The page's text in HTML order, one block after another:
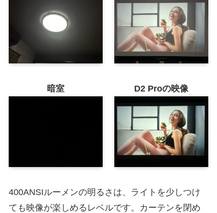
暗室 D2 Proの映像
400ANSIルーメンの明るさは、ライトを少しつけ
ても映像が楽しめるレベルです。カーテンを閉め